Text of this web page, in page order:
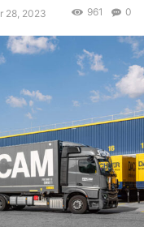
28, 2023 0
961